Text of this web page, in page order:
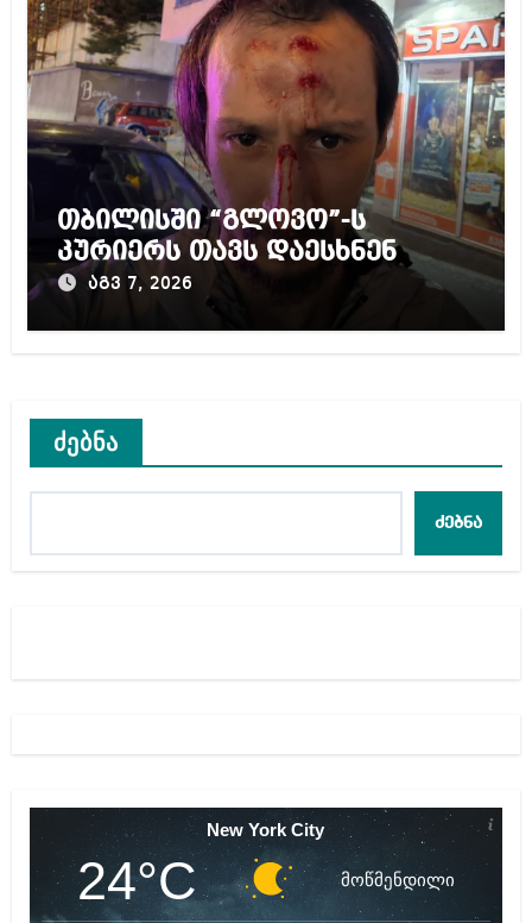
თბილისში “გლოვო”-ს
კურიერს თავს დაესხნენ
აგვ 7, 2026
ძებნა
ძებნა
New York City
24°C მოწმენდილი